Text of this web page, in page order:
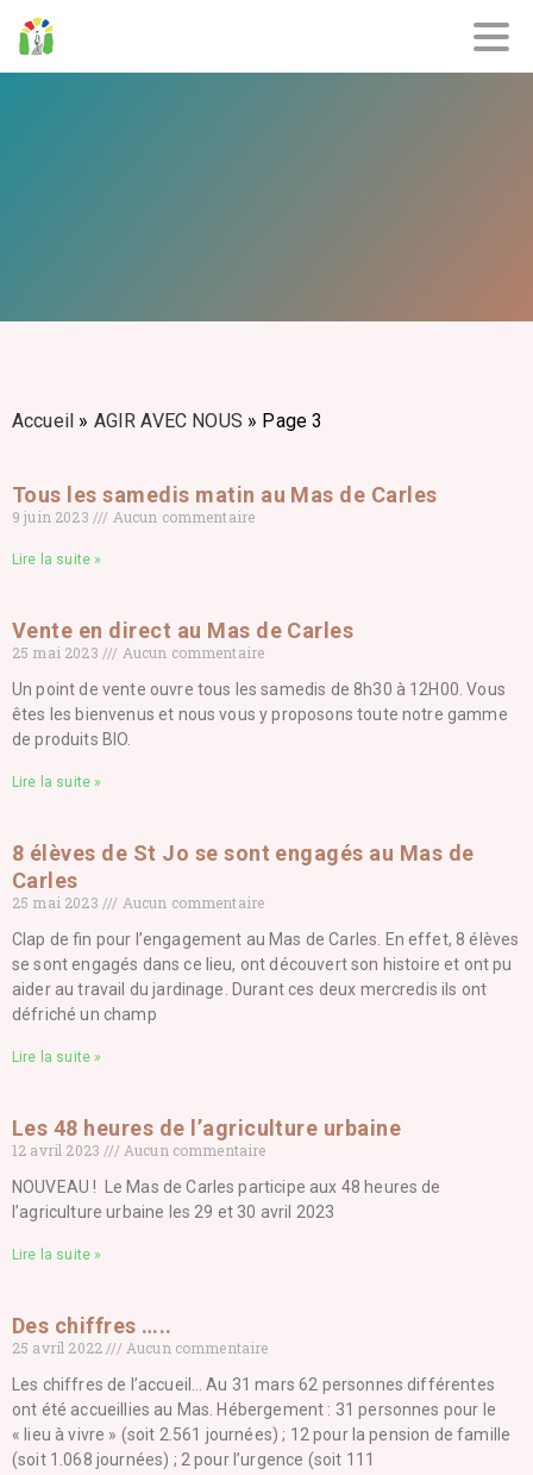
Accueil » AGIR AVEC NOUS » Page 3
Tous les samedis matin au Mas de Carles
9 juin 2023 Aucun commentaire
Lire la suite »
Vente en direct au Mas de Carles
25 mai 2023
Aucun commentaire
Un point de vente ouvre tous les samedis de 8h30 à 12H00. Vous
êtes les bienvenus et nous vous y proposons toute notre gamme
de produits BIO.
Lire la suite »
8 élèves de St Jo se sont engagés au Mas de
Carles
25 mai 2023
Aucun commentaire
Clap de fin pour l’engagement au Mas de Carles. En effet, 8 élèves
se sont engagés dans ce lieu, ont découvert son histoire et ont pu
aider au travail du jardinage. Durant ces deux mercredis ils ont
défriché un champ
Lire la suite »
Les 48 heures de l’agriculture urbaine
12 avril 2023
Aucun commentaire
NOUVEAU ! Le Mas de Carles participe aux 48 heures de
l’agriculture urbaine les 29 et 30 avril 2023
Lire la suite »
Des chiffres …..
25 avril 2022
Aucun commentaire
Les chiffres de l’accueil… Au 31 mars 62 personnes différentes
ont été accueillies au Mas. Hébergement : 31 personnes pour le
« lieu à vivre » (soit 2.561 journées) ; 12 pour la pension de famille
(soit 1.068 journées) ; 2 pour l’urgence (soit 111